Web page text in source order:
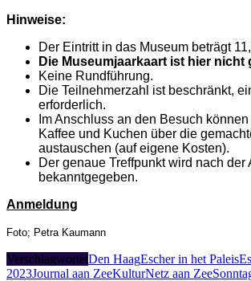
Hinweise:
Der Eintritt in das Museum beträgt
Die Museumjaarkaart ist hier nicht
Keine Rundführung.
Die Teilnehmerzahl ist beschränkt,
erforderlich.
Im Anschluss an den Besuch
Kaffee und Kuchen über die
austauschen (auf eigene Kosten).
Der genaue Treffpunkt wird nach der
bekanntgegeben.
Anmeldung
Foto; Petra Kaumann
VerschlagwortetDen HaagEscher in het Paleis
2023Journal aan ZeeKulturNetz aan Zee